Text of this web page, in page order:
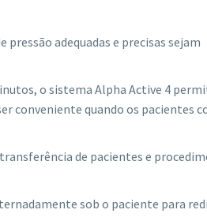
adequadas e precisas sejam
o sistema Alpha Active 4
conveniente quando os pacientes
de pacientes e
sob o paciente para